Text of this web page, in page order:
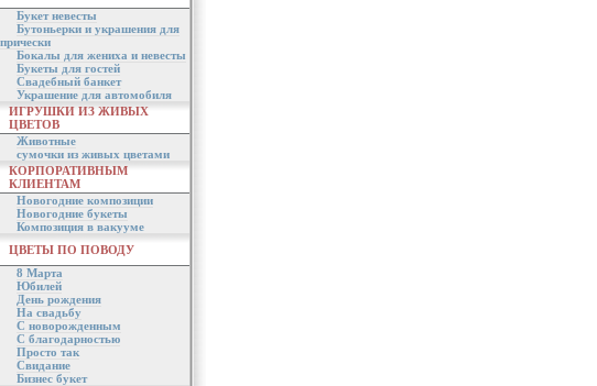
Букет невесты
Бутоньерки и украшения для
прически
Бокалы для жениха и невесты
Букеты для гостей
Свадебный банкет
Украшение для автомобиля
ИГРУШКИ ИЗ ЖИВЫХ
ЦВЕТОВ
Животные
сумочки из живых цветами
КОРПОРАТИВНЫМ
КЛИЕНТАМ
Новогодние композиции
Новогодние букеты
Композиция в вакууме
ЦВЕТЫ ПО ПОВОДУ
8 Марта
Юбилей
День рождения
На свадьбу
С новорожденным
С благодарностью
Просто так
Свидание
Бизнес букет